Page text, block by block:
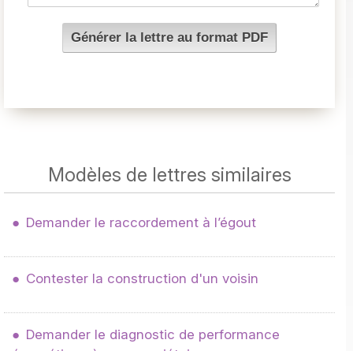
Modèles de lettres similaires
Demander le raccordement à l’égout
Contester la construction d'un voisin
Demander le diagnostic de performance